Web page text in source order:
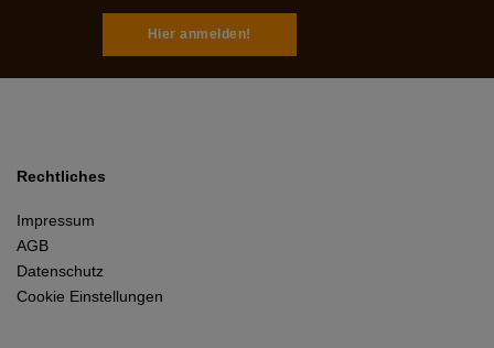
Hier anmelden!
Rechtliches
Impressum
AGB
Datenschutz
Cookie Einstellungen